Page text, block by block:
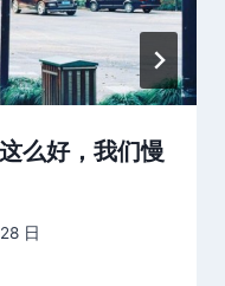
么好，我们慢
日